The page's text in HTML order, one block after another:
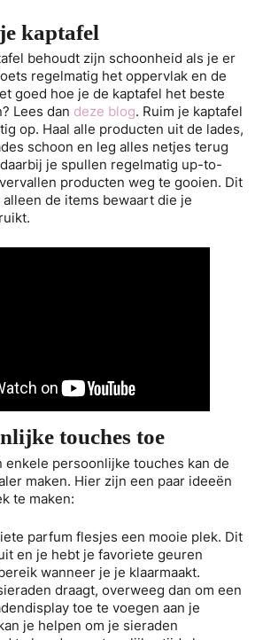
kaptafel
behoudt zijn schoonheid als je er
regelmatig het oppervlak en de
goed hoe je de kaptafel het beste
Lees dan deze blog. Ruim je kaptafel
op. Haal alle producten uit de lades,
schoon en leg alles netjes terug
je spullen regelmatig up-to-
producten weg te gooien. Dit
de items bewaart die je
touches toe
enkele persoonlijke touches kan de
maken. Hier zijn een paar ideeën
te maken:
parfum flesjes een mooie plek. Dit
en je hebt je favoriete geuren
wanneer je je klaarmaakt.
draagt, overweeg dan om een
toe te voegen aan je
je helpen om je sieraden